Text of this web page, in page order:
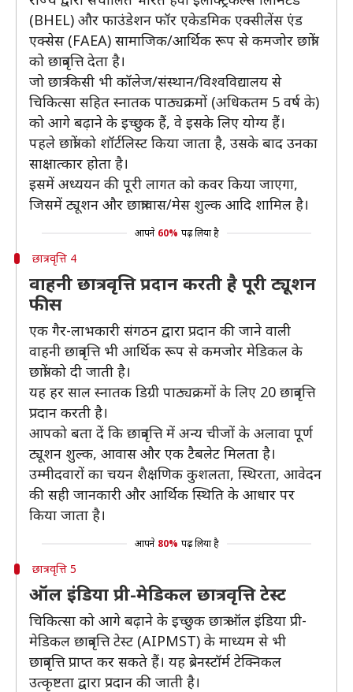
(BHEL) और फाउंडेशन फॉर एकेडमिक एक्सीलेंस एंड
एक्सेस (FAEA) सामाजिक/आर्थिक रूप से कमजोर छात्रों
को छात्रवृत्ति देता है।
जो छात्र किसी भी कॉलेज/संस्थान/विश्वविद्यालय से
चिकित्सा सहित स्नातक पाठ्यक्रमों (अधिकतम 5 वर्ष के)
को आगे बढ़ाने के इच्छुक हैं, वे इसके लिए योग्य हैं।
पहले छात्रों को शॉर्टलिस्ट किया जाता है, उसके बाद उनका
साक्षात्कार होता है।
इसमें अध्ययन की पूरी लागत को कवर किया जाएगा,
जिसमें ट्यूशन और छात्रावास/मेस शुल्क आदि शामिल है।
आपने 60% पढ़ लिया है
छात्रवृत्ति 4
वाहनी छात्रवृत्ति प्रदान करती है पूरी ट्यूशन
फीस
एक गैर-लाभकारी संगठन द्वारा प्रदान की जाने वाली
वाहनी छात्रवृत्ति भी आर्थिक रूप से कमजोर मेडिकल के
छात्रों को दी जाती है।
यह हर साल स्नातक डिग्री पाठ्यक्रमों के लिए 20 छात्रवृत्ति
प्रदान करती है।
आपको बता दें कि छात्रवृत्ति में अन्य चीजों के अलावा पूर्ण
ट्यूशन शुल्क, आवास और एक टैबलेट मिलता है।
उम्मीदवारों का चयन शैक्षणिक कुशलता, स्थिरता, आवेदन
की सही जानकारी और आर्थिक स्थिति के आधार पर
किया जाता है।
आपने 80% पढ़ लिया है
छात्रवृत्ति 5
ऑल इंडिया प्री-मेडिकल छात्रवृत्ति टेस्ट
चिकित्सा को आगे बढ़ाने के इच्छुक छात्र ऑल इंडिया प्री-
मेडिकल छात्रवृत्ति टेस्ट (AIPMST) के माध्यम से भी
छात्रवृत्ति प्राप्त कर सकते हैं। यह ब्रेनस्टॉर्म टेक्निकल
उत्कृष्टता द्वारा प्रदान की जाती है।